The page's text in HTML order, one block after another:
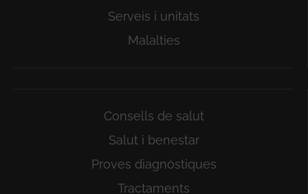
Serveis i unitats
Malalties
Consells de salut
Salut i benestar
Proves diagnòstiques
Tractaments